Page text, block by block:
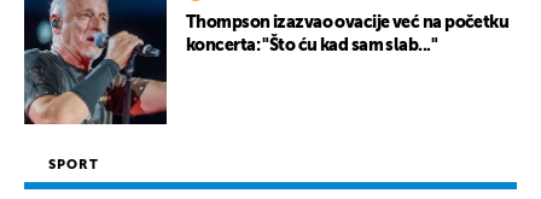
Thompson izazvao ovacije već na početku
koncerta: "Što ću kad sam slab..."
SPORT